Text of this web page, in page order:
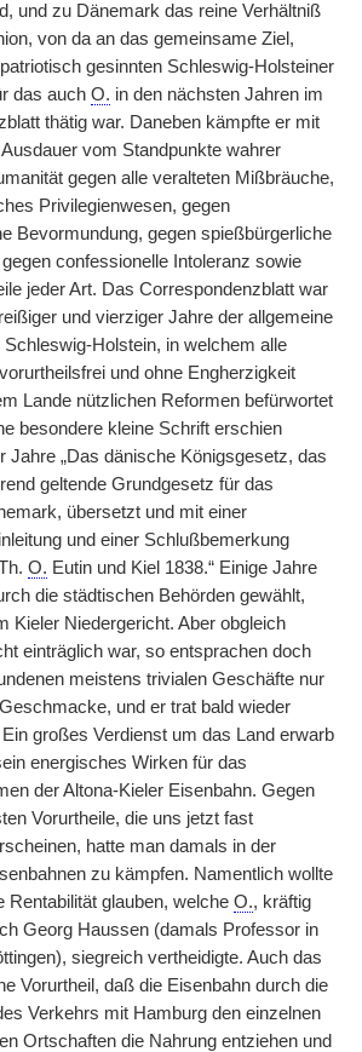
und zu Dänemark das reine Verhältniß
von da an das gemeinsame Ziel,
gesinnten Schleswig-Holsteiner
das auch O. in den nächsten Jahren im
thätig war. Daneben kämpfte er mit
vom Standpunkte wahrer
gegen alle veralteten Mißbräuche,
Privilegienwesen, gegen
Bevormundung, gegen spießbürgerliche
confessionelle Intoleranz sowie
jeder Art. Das Correspondenzblatt war
und vierziger Jahre der allgemeine
Holstein, in welchem alle
und ohne Engherzigkeit
Lande nützlichen Reformen befürwortet
besondere kleine Schrift erschien
Jahre „Das dänische Königsgesetz, das
geltende Grundgesetz für das
übersetzt und mit einer
und einer Schlußbemerkung
O. Eutin und Kiel 1838.“ Einige Jahre
die städtischen Behörden gewählt,
Kieler Niedergericht. Aber obgleich
einträglich war, so entsprachen doch
meistens trivialen Geschäfte nur
und er trat bald wieder
großes Verdienst um das Land erwarb
energisches Wirken für das
der Altona-Kieler Eisenbahn. Gegen
Vorurtheile, die uns jetzt fast
hatte man damals in der
zu kämpfen. Namentlich wollte
Rentabilität glauben, welche O., kräftig
Georg Haussen (damals Professor in
siegreich vertheidigte. Auch das
Vorurtheil, daß die Eisenbahn durch die
Verkehrs mit Hamburg den einzelnen
Ortschaften die Nahrung entziehen und